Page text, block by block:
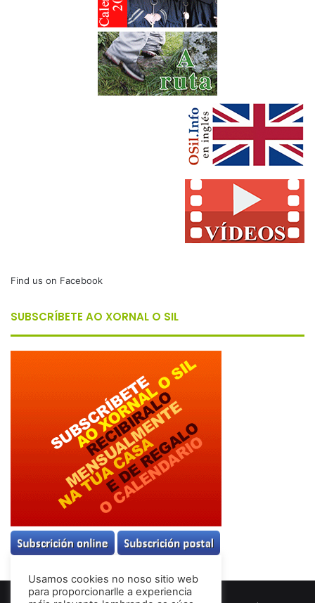
Find us on Facebook
SUBSCRÍBETE AO XORNAL O SIL
Usamos cookies no noso sitio web
para proporcionarlle a experiencia